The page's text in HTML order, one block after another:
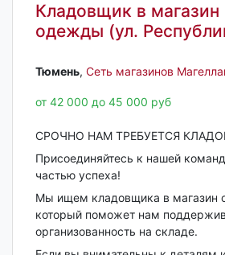
Кладовщик в магазин
одежды (ул.
Тюмень‎, Сеть магазинов
от 42 000 до 45 000 руб
СРОЧНО НАМ ТРЕБУЕТСЯ
Присоединяйтесь к нашей
частью успеха!
Мы ищем кладовщика в магазин
который поможет нам
организованность на складе.